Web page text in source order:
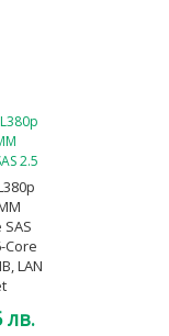
Core
LAN
лв.